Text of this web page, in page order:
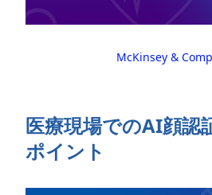
McKinsey &
医療現場でのAI顔認
ポイント